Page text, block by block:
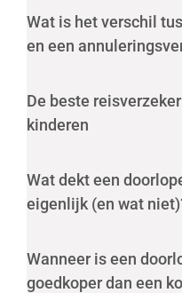
Wat is het verschil
en een
De beste
kinderen
Wat dekt een
eigenlijk (en wat
Wanneer is een
goedkoper dan een